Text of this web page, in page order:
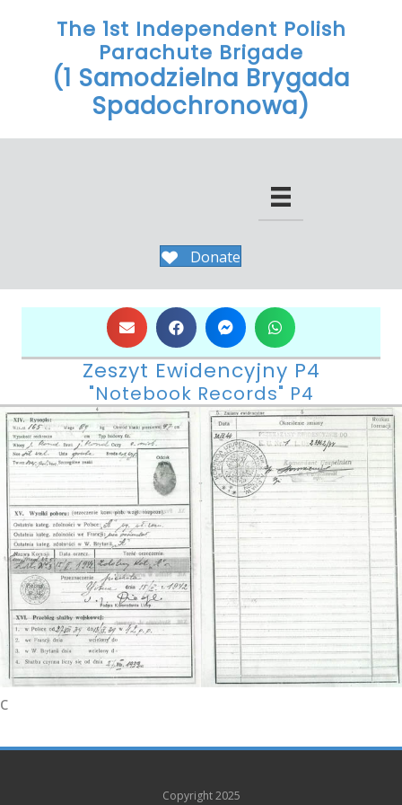
The 1st Independent Polish
Parachute Brigade
(1 Samodzielna Brygada
Spadochronowa)
Donate
Zeszyt Ewidencyjny P4
"Notebook Records" P4
c
Copyright 2025